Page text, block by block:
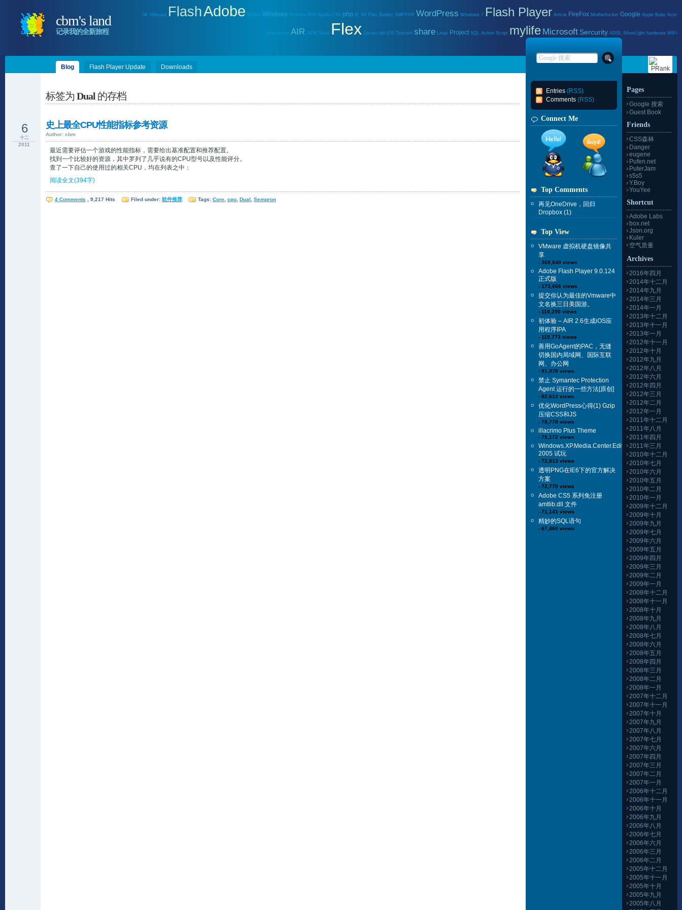
IM VMware FlashAdobe Mobile Windows Problem RIA Apollo CS3 php IE XP Flex Builder AMFPHP WordPress Windows 7 Flash Player Article FireFox Motherfucker Google Apple Boler Acer
eXperience AIR OEM Vista Flex Javascript iOS Tencent share Linux Project SQL Action Script mylife Microsoft Sercurity ADSL SilverLight hardware WiFi
cbm's land
记录我的全新旅程
Blog Flash Player Update Downloads
标签为Dual 的存档
史上最全CPU性能指标参考资源
Author: cbm
6
十二
2011
最近需要评估一个游戏的性能指标，需要给出基准配置和推荐配置。
找到一个比较好的资源，其中罗列了几乎说有的CPU型号以及性能评分。
查了一下自己的使用过的相关CPU，均在列表之中：
阅读全文(394字)
4 Comments , 9,217 Hits Filed under: 软件推荐 Tags: Core cpu Dual Sempron
Entries(RSS)
Comments(RSS)
Connect Me
Top Comments
再见OneDrive，回归
Dropbox(1)
Top View
VMware 虚拟机硬盘镜像共
享
- 309,840 views
Adobe Flash Player 9.0.124
正式版
- 173,666 views
提交你认为最佳的Vmware中
文名换三日美国游。
- 118,290 views
初体验 – AIR 2.6生成iOS应
用程序IPA
- 115,773 views
善用GoAgent的PAC，无缝
切换国内局域网、国际互联
网、办公网
- 91,078 views
禁止 Symantec Protection
Agent 运行的一些方法[原创]
- 82,612 views
优化WordPress心得(1) Gzip
压缩CSS和JS
- 78,778 views
illacrimo Plus Theme
- 75,172 views
Windows.XP.Media.Center.Edition
2005 试玩
- 72,813 views
透明PNG在IE6下的官方解决
方案
- 72,770 views
Adobe CS5 系列免注册
amtlib.dll 文件
- 71,141 views
精妙的SQL语句
- 67,460 views
Pages
Google 搜索
Guest Book
Friends
CSS森林
Danger
eugene
Pufen.net
PuterJam
s5s5
Y.Boy
YouYee
Shortcut
Adobe Labs
box.net
Json.org
Kuler
空气质量
Archives
2016年四月
2014年十二月
2014年九月
2014年三月
2014年一月
2013年十二月
2013年十一月
2013年一月
2012年十一月
2012年十月
2012年九月
2012年八月
2012年六月
2012年四月
2012年三月
2012年二月
2012年一月
2011年十二月
2011年八月
2011年四月
2011年三月
2010年十二月
2010年七月
2010年六月
2010年五月
2010年二月
2010年一月
2009年十二月
2009年十月
2009年九月
2009年七月
2009年六月
2009年五月
2009年四月
2009年三月
2009年二月
2009年一月
2008年十二月
2008年十一月
2008年十月
2008年九月
2008年八月
2008年七月
2008年六月
2008年五月
2008年四月
2008年三月
2008年二月
2008年一月
2007年十二月
2007年十一月
2007年十月
2007年九月
2007年八月
2007年七月
2007年六月
2007年四月
2007年三月
2007年二月
2007年一月
2006年十二月
2006年十一月
2006年十月
2006年九月
2006年八月
2006年七月
2006年六月
2006年三月
2006年二月
2005年十二月
2005年十一月
2005年十月
2005年九月
2005年八月